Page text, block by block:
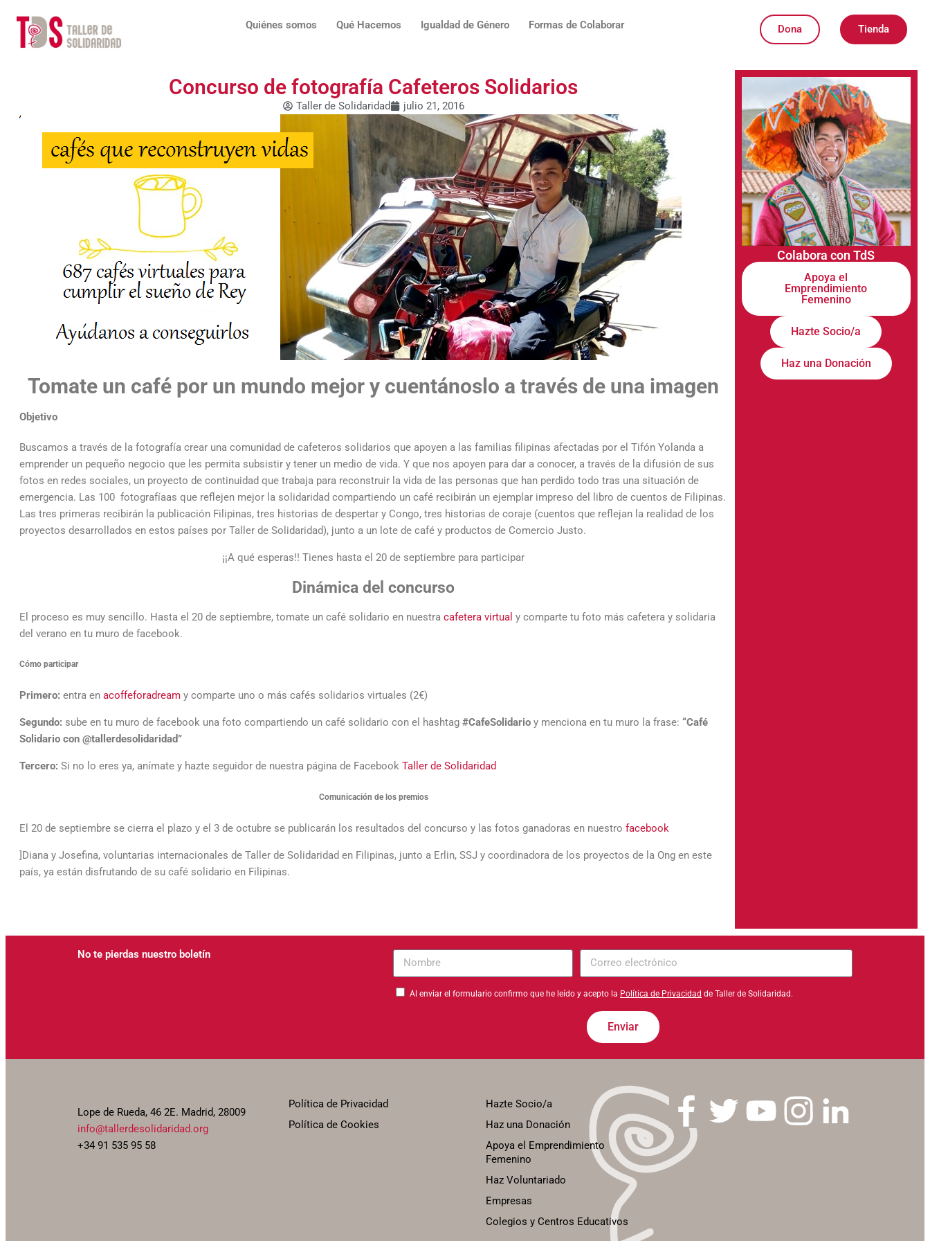
contenido
Quiénes somos Qué Hacemos Igualdad de Género Formas de Colaborar Dona Tienda
Concurso de fotografía Cafeteros Solidarios
Taller de Solidaridad julio 21, 2016
Tomate un café por un mundo mejor y cuentánoslo a través de una imagen
Objetivo
Buscamos a través de la fotografía crear una comunidad de cafeteros solidarios que apoyen a las familias filipinas afectadas por el Tifón Yolanda a
emprender un pequeño negocio que les permita subsistir y tener un medio de vida. Y que nos apoyen para dar a conocer, a través de la difusión de sus
fotos en redes sociales, un proyecto de continuidad que trabaja para reconstruir la vida de las personas que han perdido todo tras una situación de
emergencia. Las 100 fotografíaas que reflejen mejor la solidaridad compartiendo un café recibirán un ejemplar impreso del libro de cuentos de Filipinas.
Las tres primeras recibirán la publicación Filipinas, tres historias de despertar y Congo, tres historias de coraje (cuentos que reflejan la realidad de los
proyectos desarrollados en estos países por Taller de Solidaridad), junto a un lote de café y productos de Comercio Justo.
¡¡A qué esperas!! Tienes hasta el 20 de septiembre para participar
Dinámica del concurso
El proceso es muy sencillo. Hasta el 20 de septiembre, tomate un café solidario en nuestra cafetera virtual y comparte tu foto más cafetera y solidaria
del verano en tu muro de facebook.
Cómo participar
Primero: entra en acoffeforadream y comparte uno o más cafés solidarios virtuales (2€)
Segundo: sube en tu muro de facebook una foto compartiendo un café solidario con el hashtag #CafeSolidario y menciona en tu muro la frase: “Café
Solidario con @tallerdesolidaridad”
Tercero: Si no lo eres ya, anímate y hazte seguidor de nuestra página de Facebook Taller de Solidaridad
Comunicación de los premios
El 20 de septiembre se cierra el plazo y el 3 de octubre se publicarán los resultados del concurso y las fotos ganadoras en nuestro facebook
]Diana y Josefina, voluntarias internacionales de Taller de Solidaridad en Filipinas, junto a Erlin, SSJ y coordinadora de los proyectos de la Ong en este
país, ya están disfrutando de su café solidario en Filipinas.
Colabora con TdS
Apoya el
Emprendimiento
Femenino
Hazte Socio/a
Haz una Donación
No te pierdas nuestro boletín Nombre
Correo
electrónico
Al enviar el formulario confirmo que he leído y acepto la Política de Privacidad de Taller de Solidaridad.
Enviar
Lope de Rueda, 46 2E. Madrid, 28009
info@tallerdesolidaridad.org
+34 91 535 95 58
Política de Privacidad
Política de Cookies
Hazte Socio/a
Haz una Donación
Apoya el Emprendimiento
Femenino
Haz Voluntariado
Empresas
Colegios y Centros Educativos